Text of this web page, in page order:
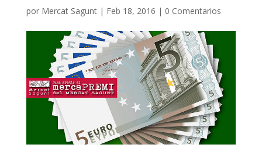
por Mercat Sagunt| Feb 18, 2016 | 0 Comentarios